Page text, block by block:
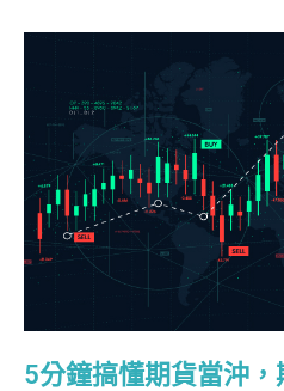
5分鐘搞懂期貨當沖